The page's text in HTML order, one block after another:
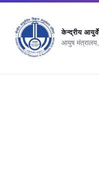
केन्‍द्रीय
आयुष मंत्रालय,